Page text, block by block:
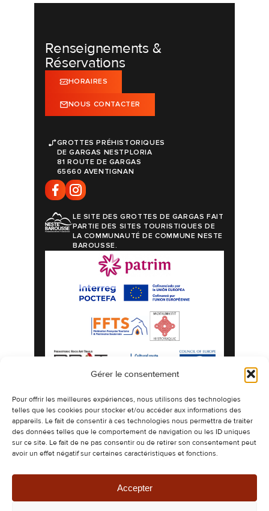
Gérer le consentement
Pour offrir les meilleures expériences, nous utilisons des technologies
telles que les cookies pour stocker et/ou accéder aux informations des
appareils. Le fait de consentir à ces technologies nous permettra de traiter
des données telles que le comportement de navigation ou les ID uniques
sur ce site. Le fait de ne pas consentir ou de retirer son consentement peut
avoir un effet négatif sur certaines caractéristiques et fonctions.
Accepter
Renseignements &
Réservations
HORAIRES
NOUS CONTACTER
GROTTES PRÉHISTORIQUES
DE GARGAS NESTPLORIA
81 ROUTE DE GARGAS
65660 AVENTIGNAN
LE SITE DES GROTTES DE GARGAS FAIT
PARTIE DES SITES TOURISTIQUES DE
LA COMMUNAUTÉ DE COMMUNE NESTE
BAROUSSE.
Mentions légalesPolitique de confidentialité
Politique de cookiesPlan du site
©2026 Les Grottes préhistoriques de Gargas
espaces naturels authentiques ornés de
dessins millénaires.
Design & Développement - CETIR
règles de confidentialitéet lesconditions
de Google s’appliquent.